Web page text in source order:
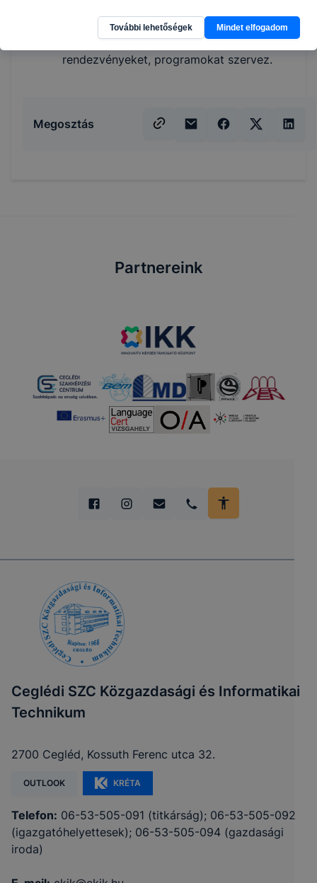
szervezetekkel;
szervezeten belüli és kívüli
rendezvényeket, programokat szervez.
Megosztás
Partnereink
Ceglédi SZC Közgazdasági és Informatikai
Technikum
2700 Cegléd, Kossuth Ferenc utca 32.
OUTLOOK KRÉTA
Telefon: 06-53-505-091 (titkárság); 06-53-505-092
(igazgatóhelyettesek); 06-53-505-094 (gazdasági
iroda)
További lehetőségek Mindet elfogadom